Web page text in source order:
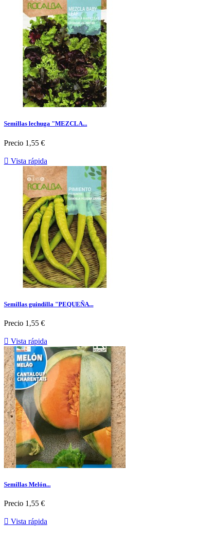
Semillas lechuga "MEZCLA...
Precio 1,55 €
 Vista rápida
Semillas guindilla "PEQUEÑA...
Precio 1,55 €
 Vista rápida
Semillas Melón...
Precio 1,55 €
 Vista rápida